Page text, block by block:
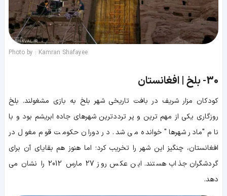
Photo by : Kamran Shafayee
30- بلخ | افغانستان
کودکان مزار شریف در بافت تاریخی شهر بلخ به بازی مشغولند. بلخ
روزگاری یکی از مهم ترین و پر ترددترین شهرهای جاده ابریشم بود و با
نام "مادر شهرها" خوانده می شد. در دوران حکومت قوم مغول در
افغانستان، چنگیز این شهر را تخریب کرد؛ اما هنوز هم بقایای آن برای
گردشگران جذاب هستند. این عکس روز 27 مارس 2012 را نشان می
دهد.